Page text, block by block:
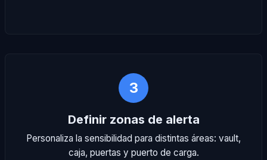
3
Definir zonas de alerta
Personaliza la sensibilidad para distintas áreas: vault,
caja, puertas y puerto de carga.